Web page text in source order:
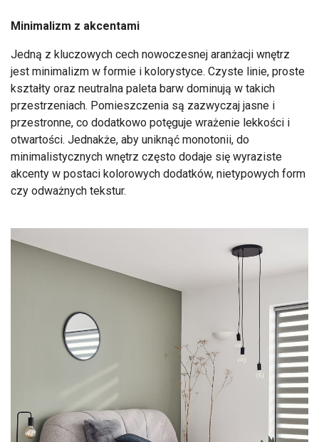
Minimalizm z akcentami
Jedną z kluczowych cech nowoczesnej aranżacji wnętrz
jest minimalizm w formie i kolorystyce. Czyste linie, proste
kształty oraz neutralna paleta barw dominują w takich
przestrzeniach. Pomieszczenia są zazwyczaj jasne i
przestronne, co dodatkowo potęguje wrażenie lekkości i
otwartości. Jednakże, aby uniknąć monotonii, do
minimalistycznych wnętrz często dodaje się wyraziste
akcenty w postaci kolorowych dodatków, nietypowych form
czy odważnych tekstur.